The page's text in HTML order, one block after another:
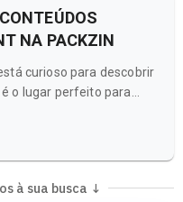
NA PACKZIN
curioso para descobrir
o lugar perfeito para
uma experiência única
à sua busca ↓